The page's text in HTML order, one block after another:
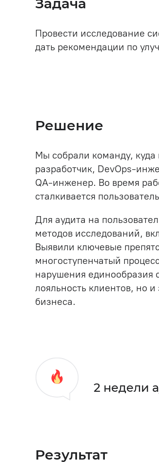
Задача
Провести исследование
дать рекомендации по
Решение
Мы собрали команду,
разработчик, DevOps-
QA-инженер. Во время
сталкивается
Для аудита на
методов исследований,
Выявили ключевые
многоступенчатый
нарушения единообразия
лояльность клиентов, но
бизнеса.
2 недели
Результат